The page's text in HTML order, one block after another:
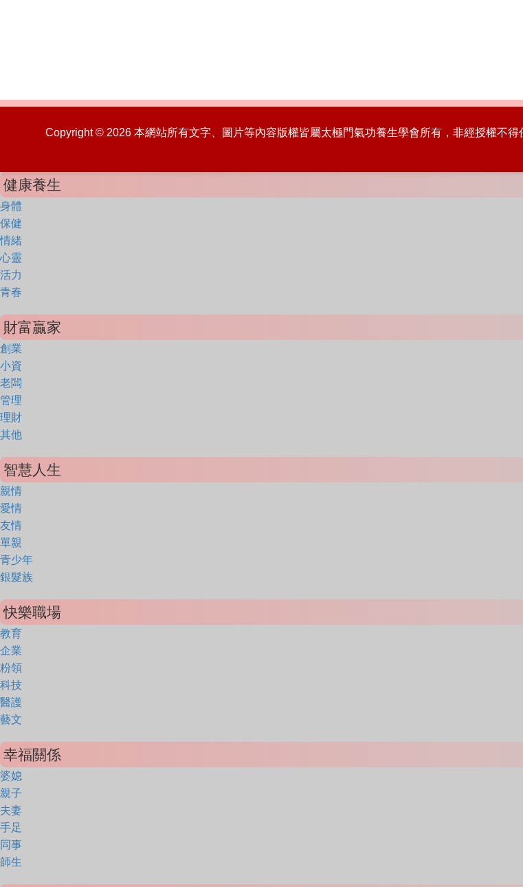
Copyright © 2026 本網站所有文字、圖片等內容版權皆屬太極門氣功養生學會所有，非經授權
健康養生
身體
保健
情緒
心靈
活力
青春
財富贏家
創業
小資
老闆
管理
理財
其他
智慧人生
親情
愛情
友情
單親
青少年
銀髮族
快樂職場
教育
企業
粉領
科技
醫護
藝文
幸福關係
婆媳
親子
夫妻
手足
同事
師生